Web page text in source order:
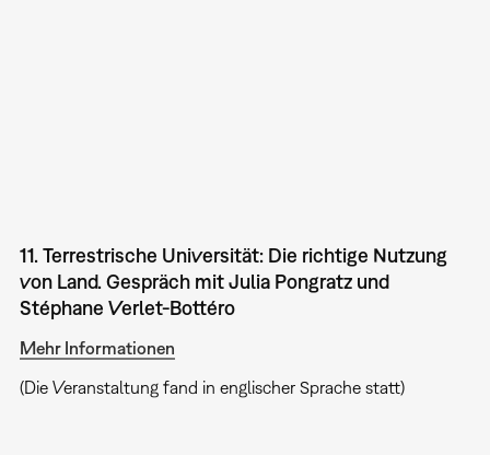
11. Terrestrische Universität: Die richtige Nutzung
von Land. Gespräch mit Julia Pongratz und
Stéphane Verlet-Bottéro
Mehr Informationen
(Die Veranstaltung fand in englischer Sprache statt)